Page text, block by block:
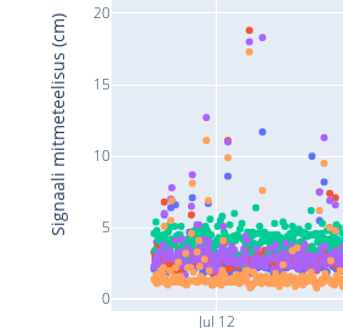
Jul 12
0
5
10
15
20
Signaali mitmeteelisus (cm)